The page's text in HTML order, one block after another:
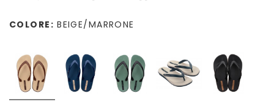
COLORE: BEIGE/MARRONE